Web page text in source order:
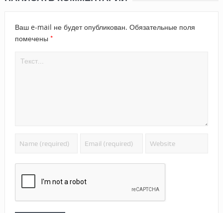
Ваш e-mail не будет опубликован. Обязательные поля
помечены *